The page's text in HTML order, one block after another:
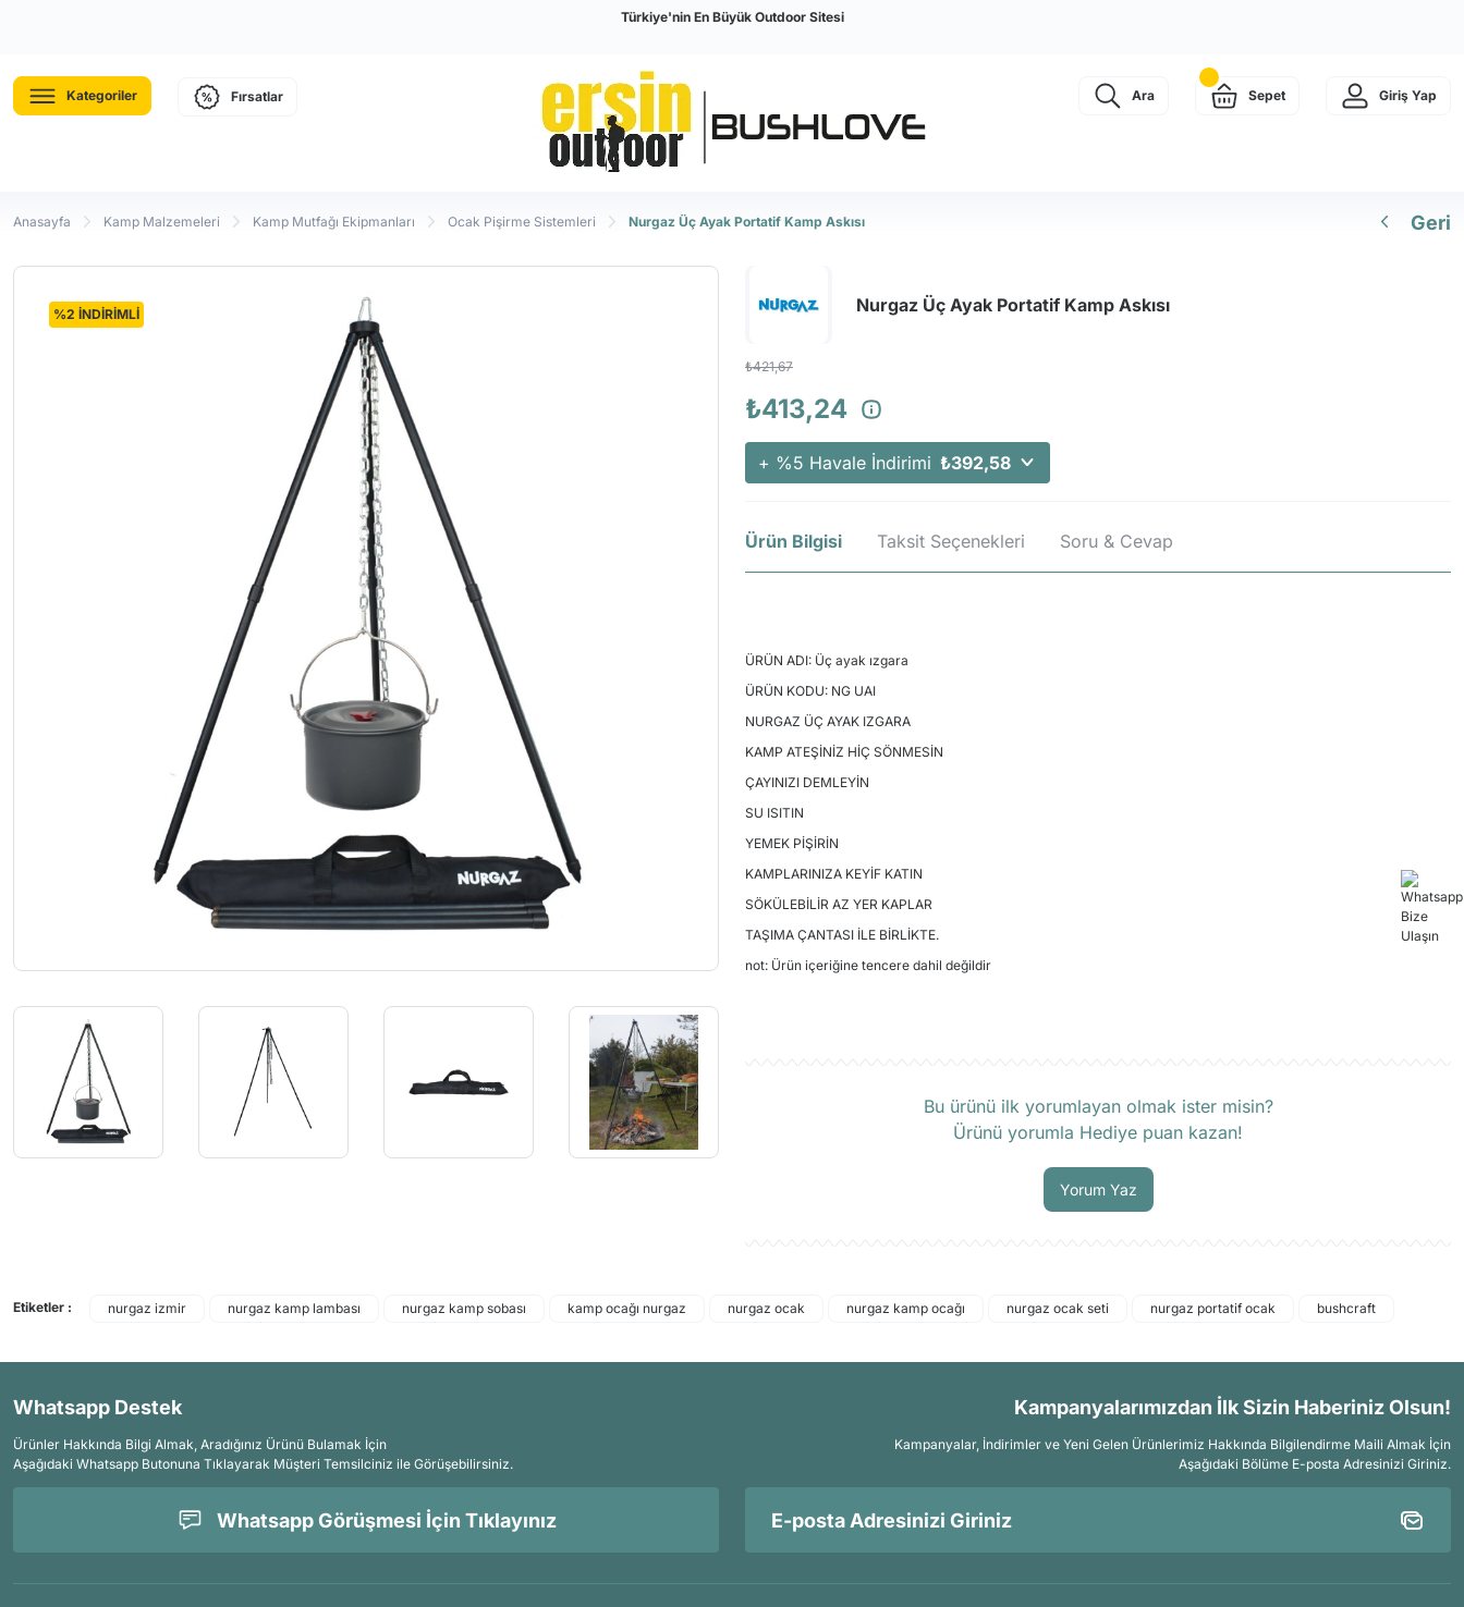
Türkiye'nin En Büyük Outdoor Sitesi
Kategoriler Fırsatlar Ara Sepet Giriş Yap
Anasayfa Kamp Malzemeleri Kamp Mutfağı Ekipmanları Ocak Pişirme Sistemleri Nurgaz Üç Ayak Portatif Kamp Askısı Geri
%2 İNDİRİMLİ Nurgaz Üç Ayak Portatif Kamp Askısı
₺421,67
₺413,24
+ %5 Havale İndirimi ₺392,58
Ürün Bilgisi Taksit Seçenekleri Soru & Cevap
ÜRÜN ADI: Üç ayak ızgara
ÜRÜN KODU: NG UAI
NURGAZ ÜÇ AYAK IZGARA
KAMP ATEŞİNİZ HİÇ SÖNMESİN
ÇAYINIZI DEMLEYİN
SU ISITIN
YEMEK PİŞİRİN
KAMPLARINIZA KEYİF KATIN
SÖKÜLEBİLİR AZ YER KAPLAR
TAŞIMA ÇANTASI İLE BİRLİKTE.
not: Ürün içeriğine tencere dahil değildir
Bu ürünü ilk yorumlayan olmak ister misin?
Ürünü yorumla Hediye puan kazan!
Yorum Yaz
Etiketler : nurgaz izmir nurgaz kamp lambası nurgaz kamp sobası kamp ocağı nurgaz nurgaz ocak nurgaz kamp ocağı nurgaz ocak seti nurgaz portatif ocak bushcraft
Whatsapp Destek
Ürünler Hakkında Bilgi Almak, Aradığınız Ürünü Bulamak İçin
Aşağıdaki Whatsapp Butonuna Tıklayarak Müşteri Temsilciniz ile Görüşebilirsiniz.
Whatsapp Görüşmesi İçin Tıklayınız
Kampanyalarımızdan İlk Sizin Haberiniz Olsun!
Kampanyalar, İndirimler ve Yeni Gelen Ürünlerimiz Hakkında Bilgilendirme Maili Almak İçin
Aşağıdaki Bölüme E-posta Adresinizi Giriniz.